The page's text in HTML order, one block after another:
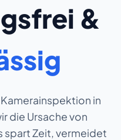
&
in
die Ursache von
spart Zeit, vermeidet